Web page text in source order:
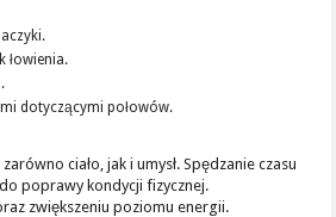
łowienia.
dotyczącymi połowów.
ciało, jak i umysł. Spędzanie czasu
poprawy kondycji fizycznej.
zwiększeniu poziomu energii.